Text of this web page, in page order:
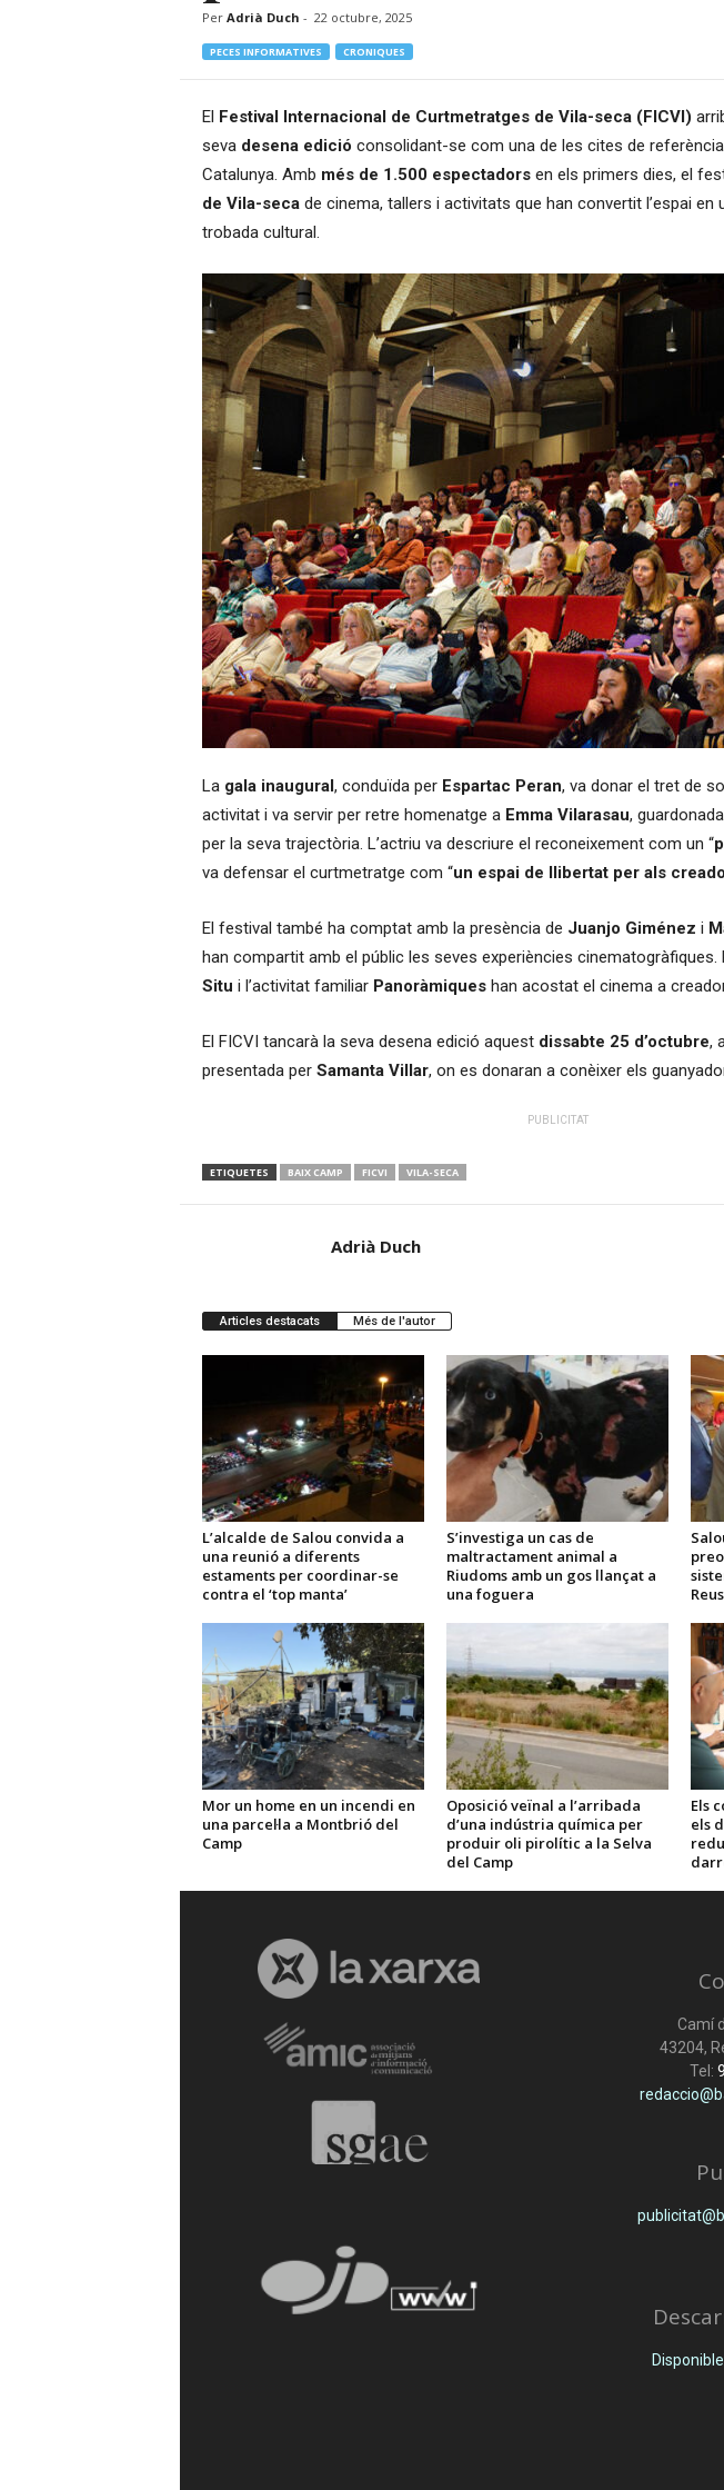
Per Adrià Duch - 22 octubre, 2025
PECES INFORMATIVES CRONIQUES
El Festival Internacional de Curtmetratges de Vila-seca (FICVI)
seva desena edició consolidant-se com una de les cites de
Catalunya. Amb més de 1.500 espectadorsen els primers dies, el
de Vila-secade cinema, tallers i activitats que han convertit l’espai en
trobada cultural.
La gala inaugural, conduïda per Espartac Peran, va donar el tret de
activitat i va servir per retre homenatge a Emma Vilarasau,
per la seva trajectòria. L’actriu va descriure el reconeixement com un “
va defensar el curtmetratge com “un espai de llibertat per als
El festival també ha comptat amb la presència de Juanjo Giménez i
han compartit amb el públic les seves experiències cinematogràfiques.
Situ i l’activitat familiar Panoràmiqueshan acostat el cinema a
El FICVI tancarà la seva desena edició aquest dissabte 25 d’octubre,
presentada per Samanta Villar, on es donaran a conèixer els
PUBLICITAT
ETIQUETES BAIX CAMP FICVI VILA-SECA
Adrià Duch
Articles destacats Més de l'autor
L’alcalde de Salou convida a
una reunió a diferents
estaments per coordinar-se
contra el ‘top manta’
S’investiga un cas de
maltractament animal a
Riudoms amb un gos llançat a
una foguera
Reus
Mor un home en un incendi en
una parcel·la a Montbrió del
Camp
Oposició veïnal a l’arribada
d’una indústria química per
produir oli pirolític a la Selva
del Camp
Els
els
Camí
43204,
Tel: